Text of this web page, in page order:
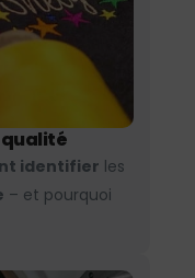
identifier les
– et pourquoi